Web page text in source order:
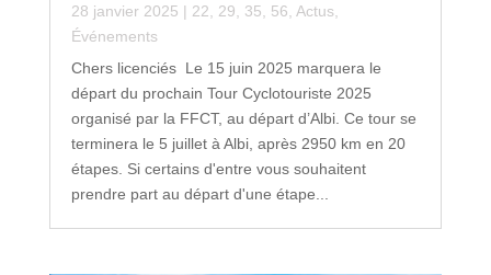
28 janvier 2025 | 22 29 35 56 Actus
Événements
Chers licenciés Le 15 juin 2025 marquera le
départ du prochain Tour Cyclotouriste 2025
organisé par la FFCT, au départ d’Albi. Ce tour se
terminera le 5 juillet à Albi, après 2950 km en 20
étapes. Si certains d'entre vous souhaitent
prendre part au départ d'une étape...